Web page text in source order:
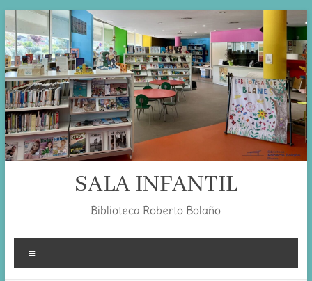
Skip
to
content
SALA INFANTIL
Biblioteca Roberto Bolaño